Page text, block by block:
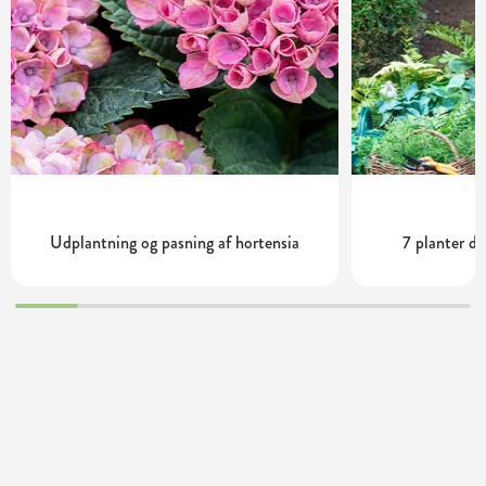
Udplantning og pasning af hortensia 7 planter